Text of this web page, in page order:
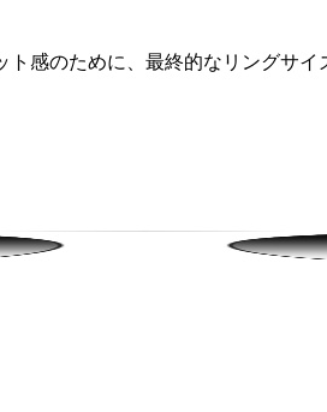
感のために、最終的なリングサ